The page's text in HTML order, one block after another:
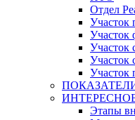
Отдел
Участок
Участок
Участок
Участок
Участок
Этапы